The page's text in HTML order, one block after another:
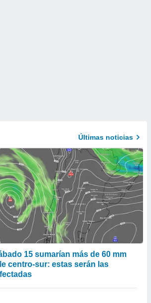
Últimas noticias
15 sumarían más de 60 mm
centro-sur: estas serán las